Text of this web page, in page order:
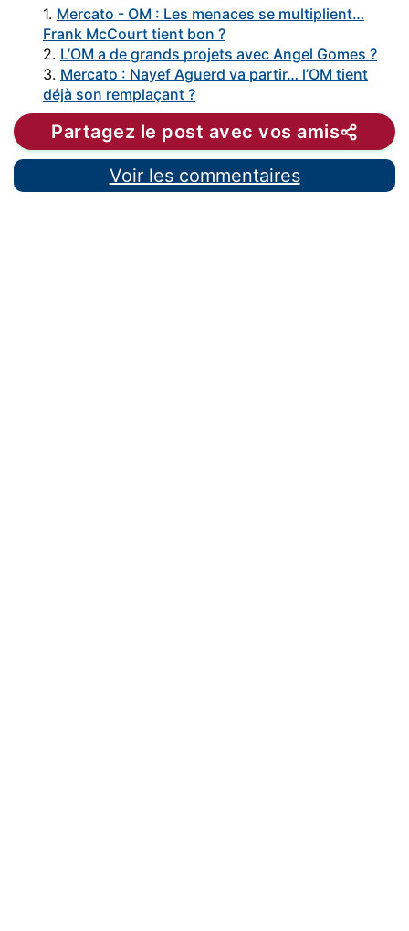
1. Mercato - OM : Les menaces se multiplient…
Frank McCourt tient bon ?
2. L’OM a de grands projets avec Angel Gomes ?
3. Mercato : Nayef Aguerd va partir… l’OM tient
déjà son remplaçant ?
Partagez le post avec vos amis
Voir les commentaires